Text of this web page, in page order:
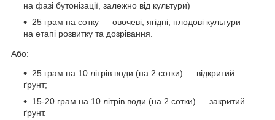
на фазі бутонізації, залежно від культури)
25 грам на сотку — овочеві, ягідні, плодові культури
на етапі розвитку та дозрівання.
Або:
25 грам на 10 літрів води (на 2 сотки) — відкритий
ґрунт;
15-20 грам на 10 літрів води (на 2 сотки) — закритий
ґрунт.